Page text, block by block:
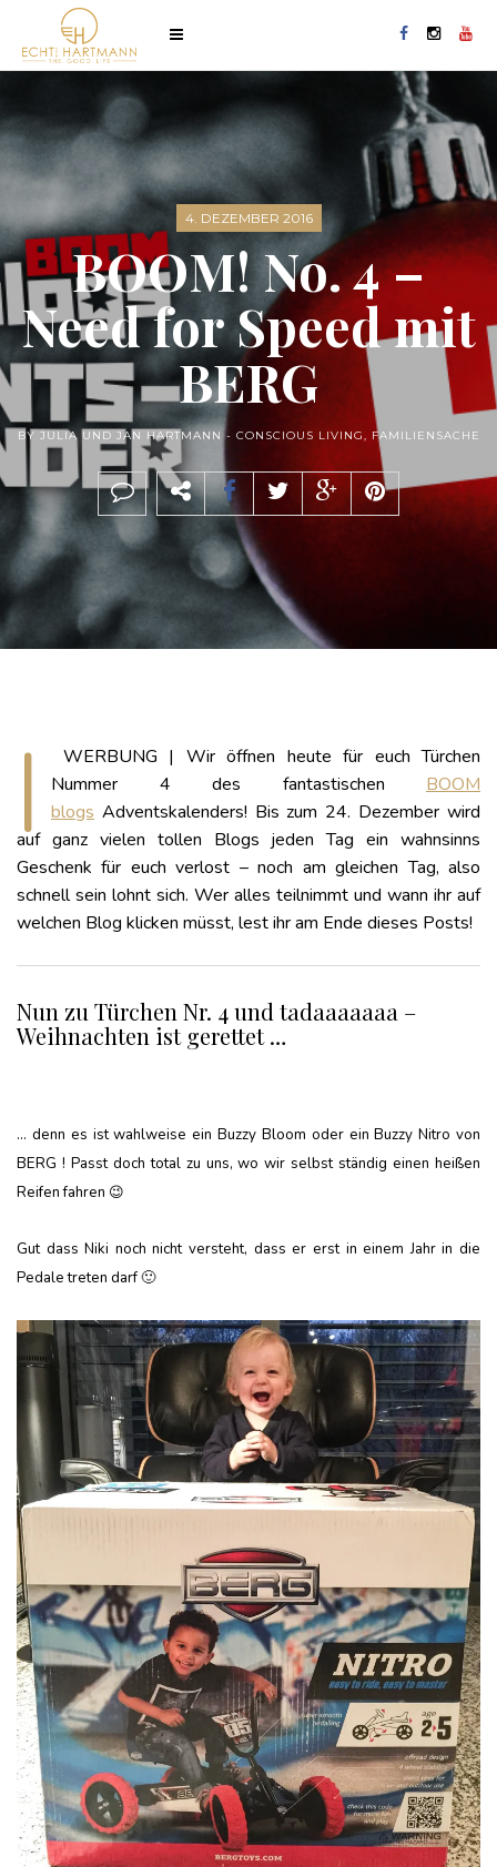
4. DEZEMBER 2016
BOOM! No. 4 –
Need for Speed mit
BERG
BY JULIA UND JAN HARTMANN - CONSCIOUS LIVING, FAMILIENSACHE
|
WERBUNG | Wir öffnen heute für euch Türchen
Nummer 4 des fantastischen BOOM
blogs Adventskalenders! Bis zum 24. Dezember wird
auf ganz vielen tollen Blogs jeden Tag ein wahnsinns
Geschenk für euch verlost – noch am gleichen Tag, also
schnell sein lohnt sich. Wer alles teilnimmt und wann ihr auf
welchen Blog klicken müsst, lest ihr am Ende dieses Posts!
Nun zu Türchen Nr. 4 und tadaaaaaaa –
Weihnachten ist gerettet …
… denn es ist wahlweise ein Buzzy Bloom oder ein Buzzy Nitro von
BERG ! Passt doch total zu uns, wo wir selbst ständig einen heißen
Reifen fahren 😉
Gut dass Niki noch nicht versteht, dass er erst in einem Jahr in die
Pedale treten darf 🙂